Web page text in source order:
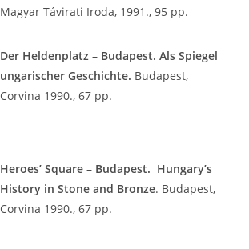
Magyar Távirati Iroda, 1991., 95 pp.
Der Heldenplatz – Budapest. Als Spiegel
ungarischer Geschichte. Budapest,
Corvina 1990., 67 pp.
Heroes’ Square – Budapest. Hungary’s
History in Stone and Bronze. Budapest,
Corvina 1990., 67 pp.